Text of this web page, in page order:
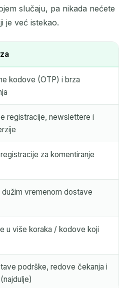
slučaju, pa nikada nećete
je već istekao.
kodove (OTP) i brza
registracije, newslettere i
za komentiranje
vremenom dostave
u više koraka / kodove koji
podrške, redove čekanja i